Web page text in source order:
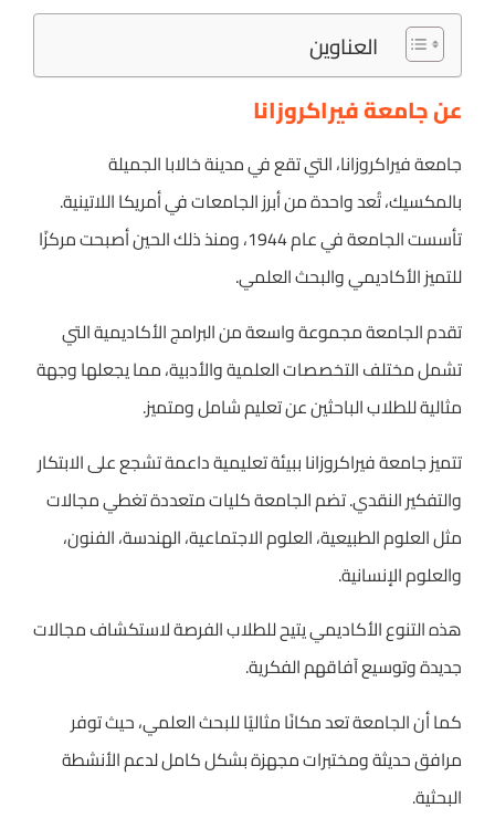
العناوين
عن جامعة فيراكروزانا
جامعة فيراكروزانا، التي تقع في مدينة خالابا الجميلة
بالمكسيك، تُعد واحدة من أبرز الجامعات في أمريكا اللاتينية.
تأسست الجامعة في عام 1944، ومنذ ذلك الحين أصبحت مركزًا
للتميز الأكاديمي والبحث العلمي.
تقدم الجامعة مجموعة واسعة من البرامج الأكاديمية التي
تشمل مختلف التخصصات العلمية والأدبية، مما يجعلها وجهة
مثالية للطلاب الباحثين عن تعليم شامل ومتميز.
تتميز جامعة فيراكروزانا ببيئة تعليمية داعمة تشجع على الابتكار
والتفكير النقدي. تضم الجامعة كليات متعددة تغطي مجالات
مثل العلوم الطبيعية، العلوم الاجتماعية، الهندسة، الفنون،
والعلوم الإنسانية.
هذه التنوع الأكاديمي يتيح للطلاب الفرصة لاستكشاف مجالات
جديدة وتوسيع آفاقهم الفكرية.
كما أن الجامعة تعد مكانًا مثاليًا للبحث العلمي، حيث توفر
مرافق حديثة ومختبرات مجهزة بشكل كامل لدعم الأنشطة
البحثية.